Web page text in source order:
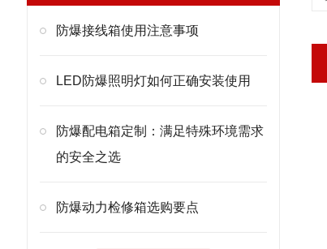
防爆接线箱使用注意事项
LED防爆照明灯如何正确安装使用
防爆配电箱定制：满足特殊环境需求
的安全之选
防爆动力检修箱选购要点